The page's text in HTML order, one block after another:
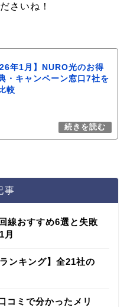
さいね！
年1月】NURO光のお得
・キャンペーン窓口7社を
較
事
線おすすめ6選と失敗
月
ンキング】全21社の
コミで分かったメリ